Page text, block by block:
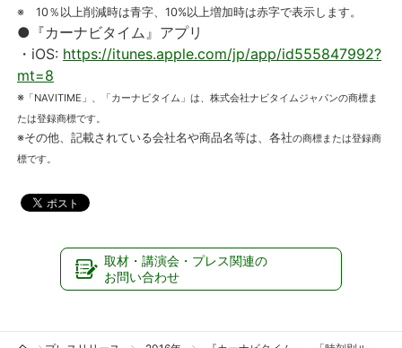
※ 10％以上削減時は青字、10%以上増加時は赤字で表示します。
●『カーナビタイム』アプリ
・iOS: https://itunes.apple.com/jp/app/id555847992?
mt=8
※ 「NAVITIME」、「カーナビタイム」は、株式会社ナビタイムジャパンの商標ま
たは登録商標です。
※その他、記載されている会社名や商品名等は、各社の商標または登録商
標です。
取材・講演会・プレス関連の
お問い合わせ